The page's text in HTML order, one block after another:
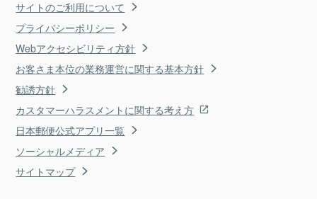
サイトのご利用について
プライバシーポリシー
Webアクセシビリティ方針
お客さま本位の業務運営に関する基本方針
勧誘方針
カスタマーハラスメントに関する考え方
日本郵便公式アプリ一覧
ソーシャルメディア
サイトマップ